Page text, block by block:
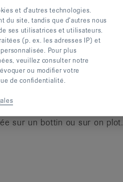
sur un bottin ou sur on plot.
et d’autres technologies.
du site, tandis que d’autres nous
ses utilisatrices et utilisateurs.
(p. ex. les adresses IP) et
Pour plus
veuillez consulter notre
ou modifier votre
de confidentialité.